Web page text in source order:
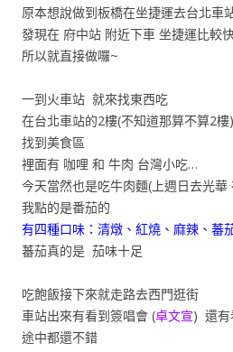
原本想說做到板橋在坐捷運去台北車
發現在 府中站 附近下車 坐捷運比較
所以就直接做囉~
一到火車站 就來找東西吃
在台北車站的2樓(不知道那算不算2樓)
找到美食區
裡面有 咖哩 和 牛肉 台灣小吃…
今天當然也是吃牛肉麵(上週日去光
我點的是番茄的
有四種口味：清燉、紅燒、麻辣、蕃
蕃茄真的是 茄味十足
吃飽飯接下來就走路去西門逛街
車站出來有看到簽唱會 (卓文宣) 還有
途中都還不錯